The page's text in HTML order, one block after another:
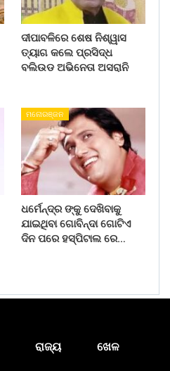
ଦୀପାବଳିରେ ଶେଷ ନିଶ୍ୱାସ
ତ୍ୟାଗ କଲେ ପ୍ରସିଦ୍ଧ
ବଲିଉଡ ଅଭିନେତା ଅସରାନି
ମନୋରଞ୍ଜନ
ଧର୍ମେନ୍ଦ୍ର ଙ୍କୁ ଦେଖିବାକୁ
ଯାଇଥିବା ଗୋବିନ୍ଦା ଗୋଟିଏ
ଦିନ ପରେ ହସ୍ପିଟାଲ ରେ…
ରାଜ୍ୟ ଖେଳ